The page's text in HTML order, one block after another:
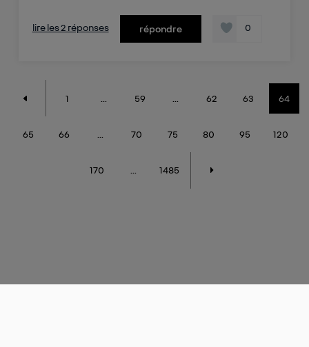
lire les 2 réponses répondre 0
1 59 62 63 64
65 66 70 75 80 95 120
170 1485